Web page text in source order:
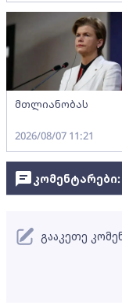
მთლიანობას
2026/08/07 11:21
კომენტარები:
გააკეთე